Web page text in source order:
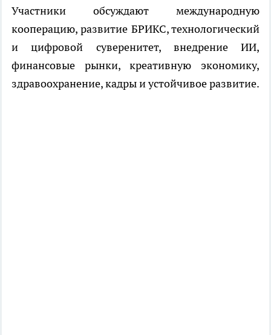
Участники обсуждают международную
кооперацию, развитие БРИКС, технологический
и цифровой суверенитет, внедрение ИИ,
финансовые рынки, креативную экономику,
здравоохранение, кадры и устойчивое развитие.